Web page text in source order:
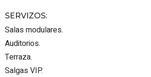
SERVIZOS:
Salas modulares.
Auditorios.
Terraza.
Salgas VIP.